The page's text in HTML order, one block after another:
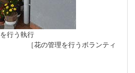
行う執行
［花の管理を行うボランティ